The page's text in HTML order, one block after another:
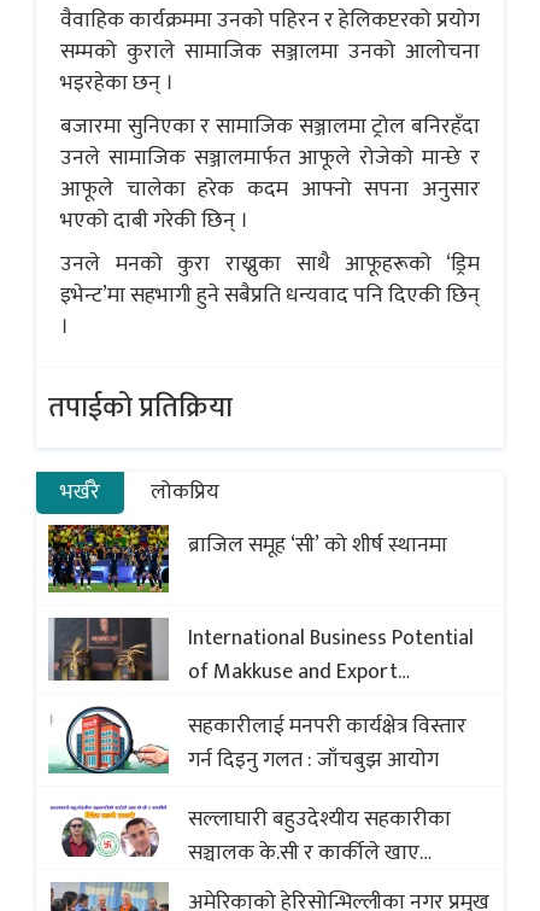
वैवाहिक कार्यक्रममा उनकाे पहिरन र हेलिकप्टरको प्रयोग
सम्मको कुराले सामाजिक सञ्जालमा उनको आलोचना
भइरहेका छन् ।
बजारमा सुनिएका र सामाजिक सञ्जालमा ट्रोल बनिरहँदा
उनले सामाजिक सञ्जालमार्फत आफूले रोजेको मान्छे र
आफूले चालेका हरेक कदम आफ्नो सपना अनुसार
भएको दाबी गरेकी छिन् ।
उनले मनको कुरा राख्नुका साथै आफूहरूको ‘ड्रिम
इभेन्ट’मा सहभागी हुने सबैप्रति धन्यवाद पनि दिएकी छिन्
।
तपाईको प्रतिक्रिया
भर्खरै
लोकप्रिय
ब्राजिल समूह ‘सी’ को शीर्ष स्थानमा
International Business Potential
of Makkuse and Export
Opportunities of Nepali Sweets
with Global Comparison to
Baklava
सहकारीलाई मनपरी कार्यक्षेत्र विस्तार
गर्न दिइनु गलत : जाँचबुझ आयोग
सल्लाघारी बहुउदेश्यीय सहकारीका
सञ्चालक के.सी र कार्कीले खाए
सदस्यको करोडौं बचत
अमेरिकाको हेरिसोन्भिल्लीका नगर प्रमुख